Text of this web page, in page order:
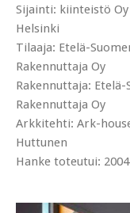
Sijainti: kiinteistö
Helsinki
Tilaaja: Etelä-
Rakennuttaja Oy
Rakennuttaja: Etelä-
Rakennuttaja Oy
Arkkitehti: Ark-
Huttunen
Hanke toteutui: 2004